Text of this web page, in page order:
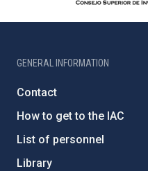
GENERAL INFORMATION
Contact
How to get to the IAC
List of personnel
Library